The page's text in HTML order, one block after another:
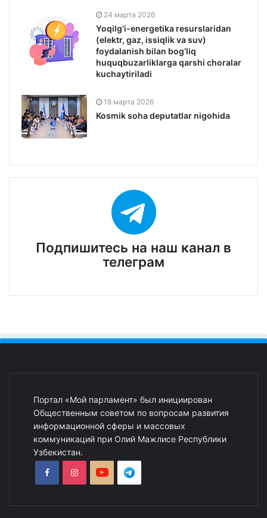
24 марта 2026
Yoqilg‘i-energetika resurslaridan
(elektr, gaz, issiqlik va suv)
foydalanish bilan bog‘liq
huquqbuzarliklarga qarshi choralar
kuchaytiriladi
18 марта 2026
Kosmik soha deputatlar nigohida
Подпишитесь на наш канал в
телеграм
Портал «Мой парламент» был инициирован
Общественным советом по вопросам развития
информационной сферы и массовых
коммуникаций при Олий Мажлисе Республики
Узбекистан.